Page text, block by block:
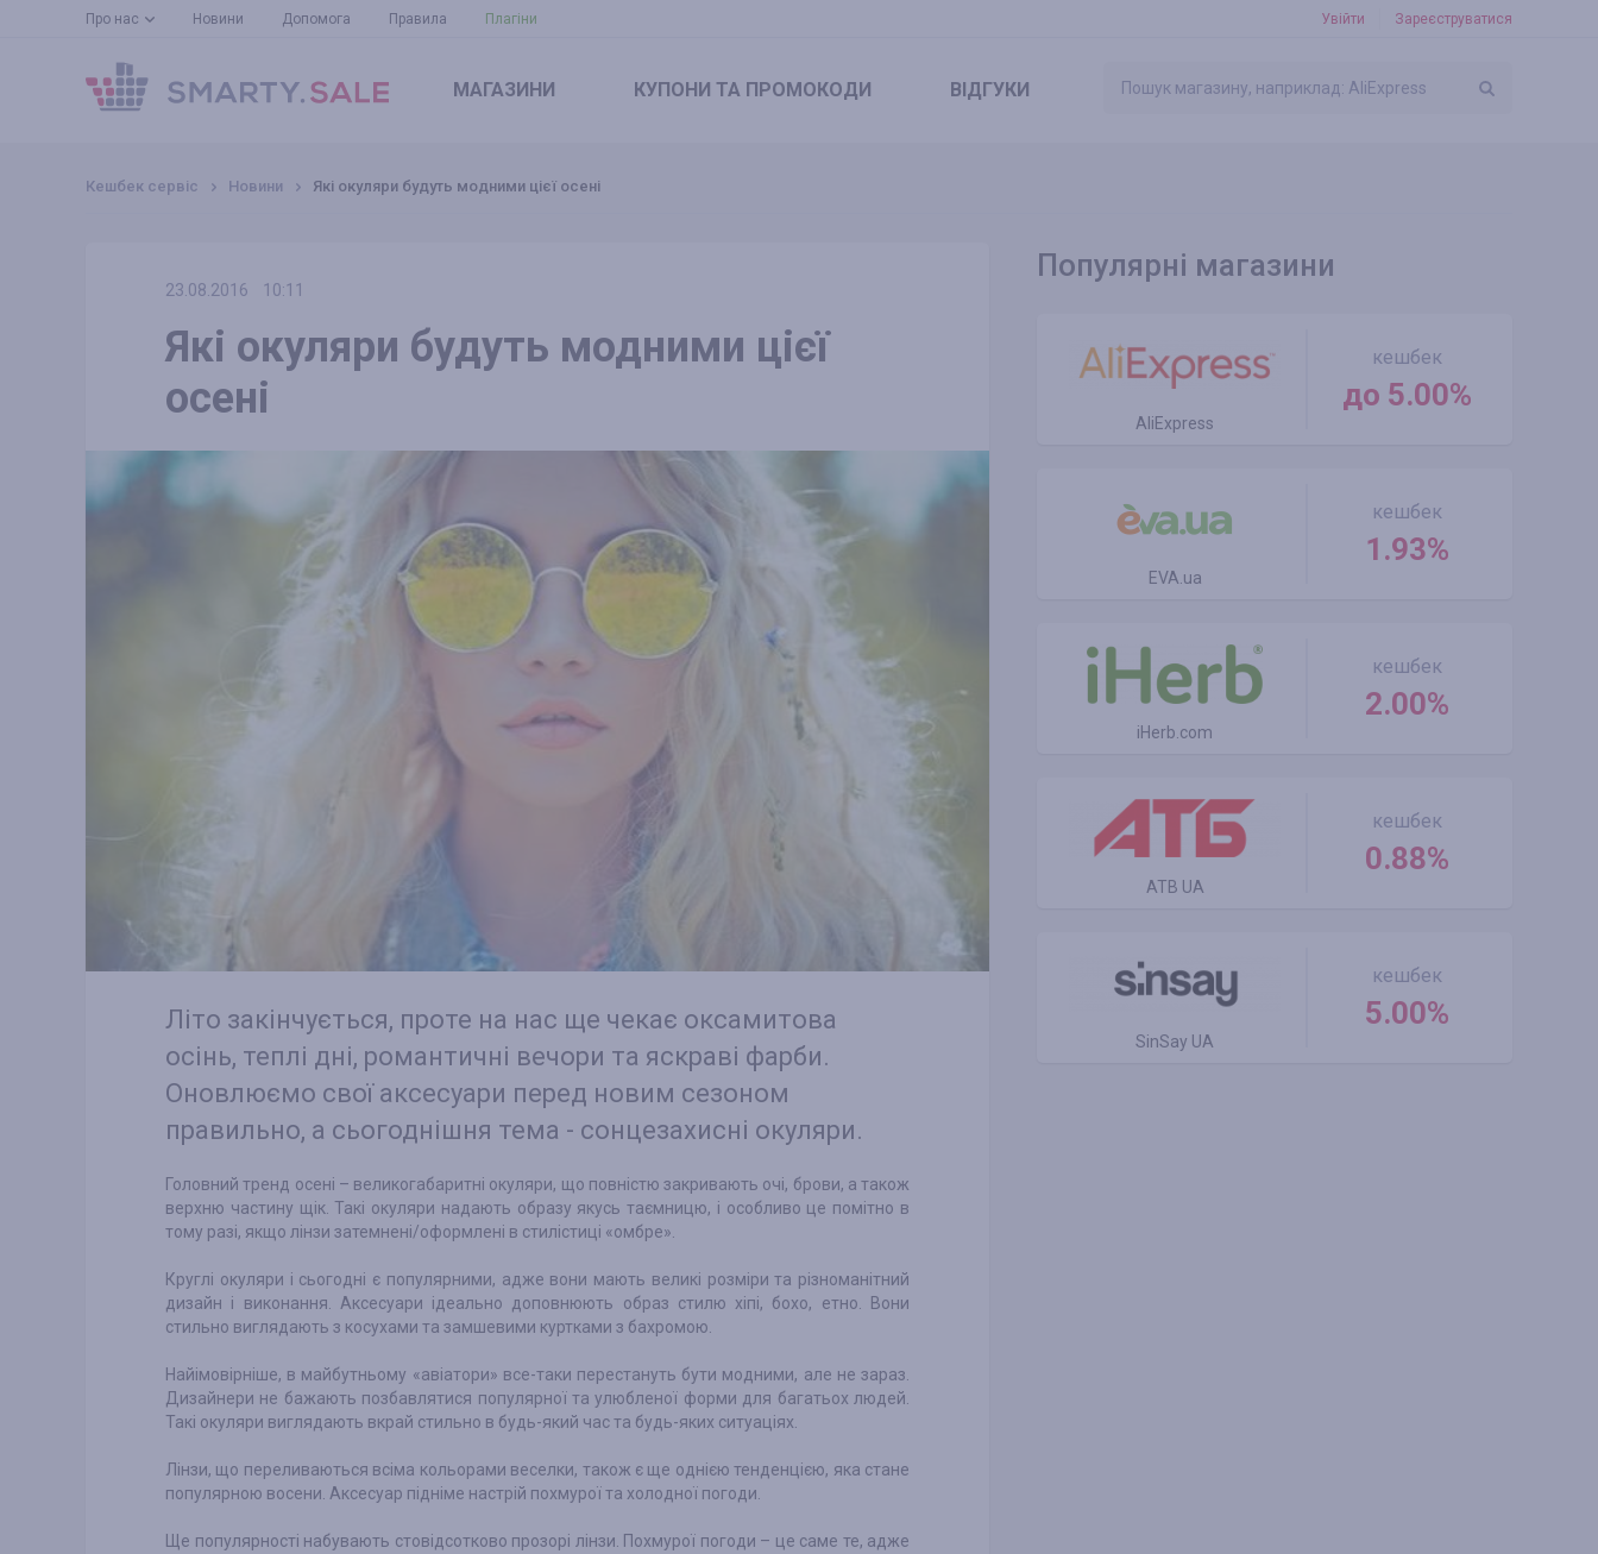
Про нас Новини Допомога Правила Плагіни Увійти Зареєструватися
МАГАЗИНИ КУПОНИ ТА ПРОМОКОДИ ВІДГУКИ
Кешбек сервіс Новини Які окуляри будуть модними цієї осені
23.08.2016 10:11
Які окуляри будуть модними цієї
осені
Літо закінчується, проте на нас ще чекає оксамитова
осінь, теплі дні, романтичні вечори та яскраві фарби.
Оновлюємо свої аксесуари перед новим сезоном
правильно, а сьогоднішня тема - сонцезахисні окуляри.
Головний тренд осені – великогабаритні окуляри, що повністю закривають очі, брови, а також
верхню частину щік. Такі окуляри надають образу якусь таємницю, і особливо це помітно в
тому разі, якщо лінзи затемнені/оформлені в стилістиці «омбре».
Круглі окуляри і сьогодні є популярними, адже вони мають великі розміри та різноманітний
дизайн і виконання. Аксесуари ідеально доповнюють образ стилю хіпі, бохо, етно. Вони
стильно виглядають з косухами та замшевими куртками з бахромою.
Найімовірніше, в майбутньому «авіатори» все-таки перестануть бути модними, але не зараз.
Дизайнери не бажають позбавлятися популярної та улюбленої форми для багатьох людей.
Такі окуляри виглядають вкрай стильно в будь-який час та будь-яких ситуаціях.
Лінзи, що переливаються всіма кольорами веселки, також є ще однією тенденцією, яка стане
популярною восени. Аксесуар підніме настрій похмурої та холодної погоди.
Ще популярності набувають стовідсотково прозорі лінзи. Похмурої погоди – це саме те, адже
Популярні магазини
AliExpress
кешбек
до 5.00%
EVA.ua
кешбек
1.93%
iHerb.com
кешбек
2.00%
ATB UA
кешбек
0.88%
SinSay UA
кешбек
5.00%